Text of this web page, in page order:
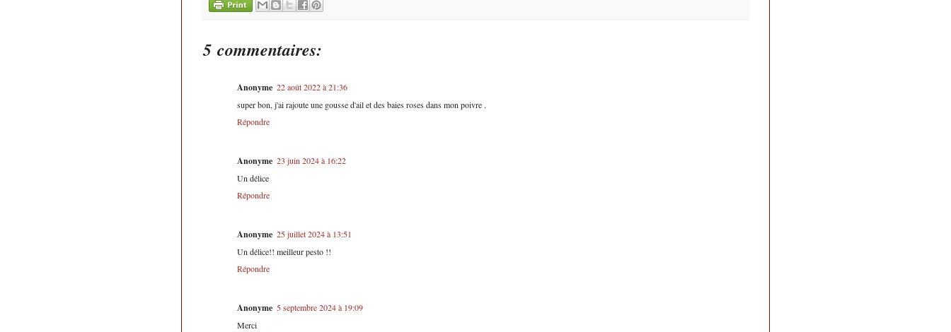
5 commentaires:
Anonyme 22 août 2022 à 21:36
super bon, j'ai rajoute une gousse d'ail et des baies roses dans mon poivre .
Répondre
Anonyme 23 juin 2024 à 16:22
Un délice
Répondre
Anonyme 25 juillet 2024 à 13:51
Un délice!! meilleur pesto !!
Répondre
Anonyme 5 septembre 2024 à 19:09
Merci